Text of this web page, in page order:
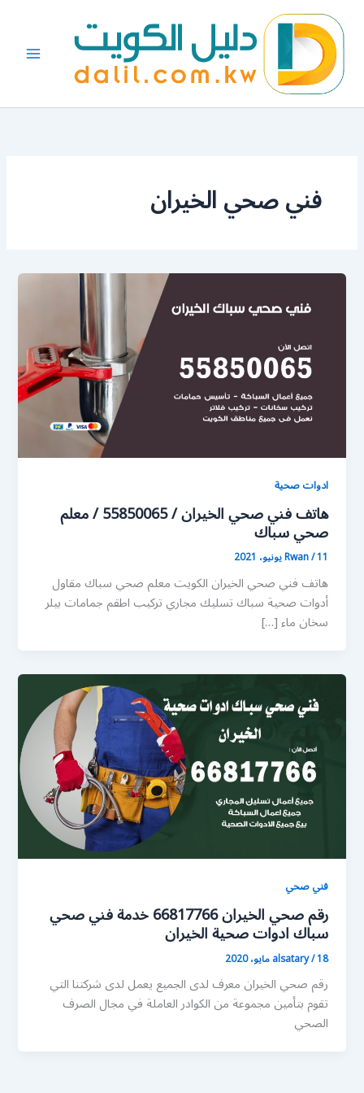
المحتوى
فني صحي الخيران
ادوات صحية
هاتف فني صحي الخيران / 55850065 / معلم
صحي سباك
Rwan/11 يونيو، 2021
هاتف فني صحي الخيران الكويت معلم صحي سباك مقاول
أدوات صحية سباك تسليك مجاري تركيب اطقم جمامات بيلر
سخان ماء […]
فني صحي
رقم صحي الخيران 66817766 خدمة فني صحي
سباك ادوات صحية الخيران
alsatary/18 مايو، 2020
رقم صحي الخيران معرف لدى الجميع يعمل لدى شركتنا التي
تقوم بتأمين مجموعة من الكوادر العاملة في مجال الصرف
الصحي